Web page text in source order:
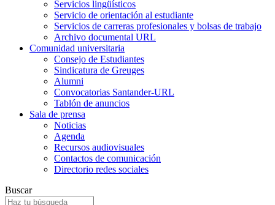
Servicios lingüísticos
Servicio de orientación al estudiante
Servicios de carreras profesionales y bolsas de trabajo
Archivo documental URL
Comunidad universitaria
Consejo de Estudiantes
Sindicatura de Greuges
Alumni
Convocatorias Santander-URL
Tablón de anuncios
Sala de prensa
Noticias
Agenda
Recursos audiovisuales
Contactos de comunicación
Directorio redes sociales
Buscar